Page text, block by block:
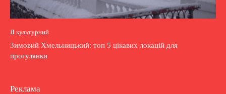
Я культурний
Зимовий Хмельницький: топ 5 цікавих локацій для
прогулянки
Реклама